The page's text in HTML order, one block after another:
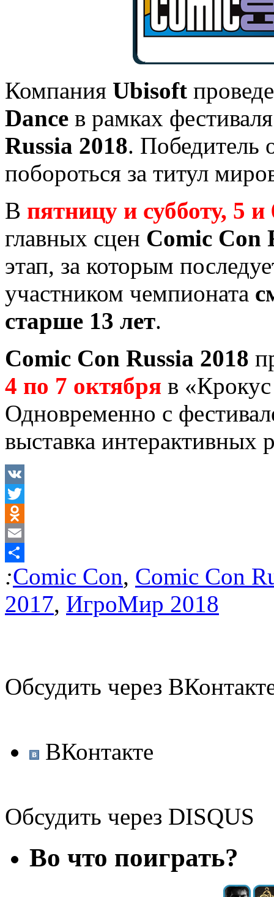
Компания Ubisoft
Dance в рамках
Russia 2018. Победитель
побороться за титул
В пятницу и субботу, 5
главных сцен Comic Con
этап, за которым
участником чемпионата
старше 13 лет.
Comic Con Russia 2018
4 по 7 октября в
Одновременно с
выставка интерактивных
VK
Twitter
Odnoklassniki
Email
Отправить
:Comic Con, Comic Con
2017, ИгроМир 2018
Обсудить через
ВКонтакте
Обсудить через DISQUS
Во что поиграть?